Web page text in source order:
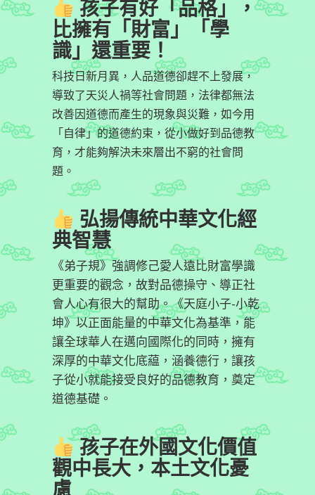
孩子有好「品格」，
比擁有 「財富」
「學
識」還重要！
科技日新月異，人品道德卻趕不上發展，
導致了天災人禍等社會問題，法律都無法
改善因道德而產生的現象與災難，如今用
「自律」的道德約束，從小做好到品德教
育，才能夠解決未來層出不窮的社會問
題。
弘揚傳統中華文化經
典智慧
《弟子規》強調修己愛人遠比財富學識
更重要的觀念，故對品德操守、導正社
會人心有很大的幫助。《天庭小子-小乾
坤》以正面能量的中華文化為基準，能
讓全球華人在邁向國際化的同時，擁有
深厚的中華文化底藴，涵養德行，讓孩
子從小就能接受良好的品德教育，奠定
道德基礎。
孩子在外國文化價值
觀中長大，本土文化憂
慮